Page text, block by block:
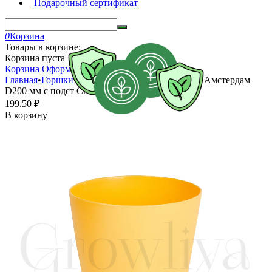
Подарочный сертификат
0Корзина
Товары в корзине:
Корзина пуста
Корзина Оформить заказ
Главная•Горшки•Горшки для растений •Горшок Амстердам
D200 мм с подст Спелая груша 4 л
199.50 ₽
В корзину